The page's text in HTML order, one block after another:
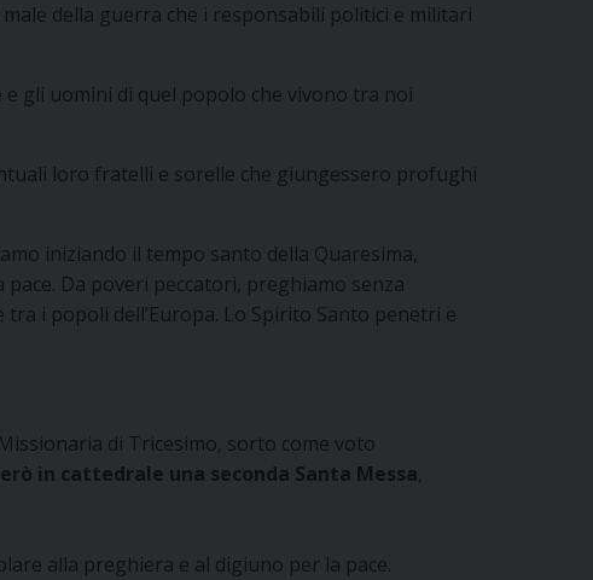
della guerra che i responsabili politici e militari
gli uomini di quel popolo che vivono tra noi
loro fratelli e sorelle che giungessero profughi
iniziando il tempo santo della Quaresima,
Da poveri peccatori, preghiamo senza
i popoli dell’Europa. Lo Spirito Santo penetri e
di Tricesimo, sorto come voto
in cattedrale una seconda Santa Messa,
alla preghiera e al digiuno per la pace.